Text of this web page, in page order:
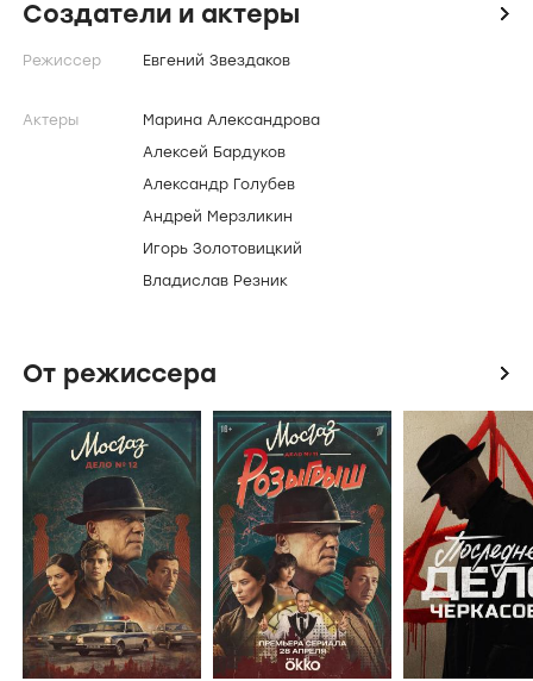
Создатели и актеры icon
Режиссер Евгений Звездаков
Актеры
Марина Александрова
Алексей Бардуков
Александр Голубев
Андрей Мерзликин
Игорь Золотовицкий
Владислав Резник
От режиссера icon